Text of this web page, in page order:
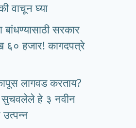
वाचून घ्या
बांधण्यासाठी सरकार
हजार! कागदपत्रे
लागवड करताय?
सुचवलेले हे ३ नवीन
उत्पन्न